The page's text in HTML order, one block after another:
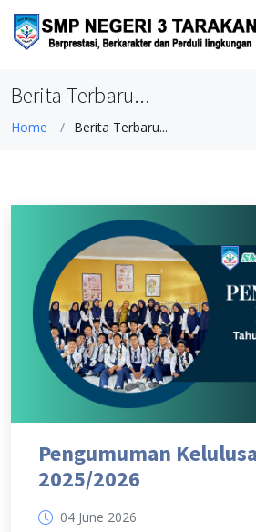
Berita Terbaru...
Home Berita Terbaru...
Pengumuman
2025/2026
04 June 2026